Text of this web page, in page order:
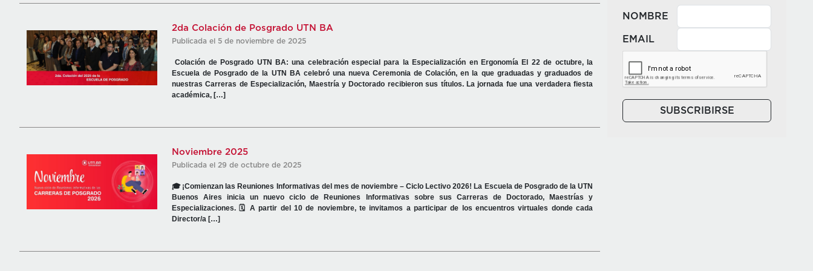
2da Colación de Posgrado UTN BA
Publicada el 5 de noviembre de 2025
Colación de Posgrado UTN BA: una celebración especial para la Especialización en Ergonomía El 22 de octubre, la
Escuela de Posgrado de la UTN BA celebró una nueva Ceremonia de Colación, en la que graduadas y graduados de
nuestras Carreras de Especialización, Maestría y Doctorado recibieron sus títulos. La jornada fue una verdadera fiesta
académica, […]
Noviembre 2025
Publicada el 29 de octubre de 2025
🎓 ¡Comienzan las Reuniones Informativas del mes de noviembre – Ciclo Lectivo 2026! La Escuela de Posgrado de la UTN
Buenos Aires inicia un nuevo ciclo de Reuniones Informativas sobre sus Carreras de Doctorado, Maestrías y
Especializaciones. 🗓️ A partir del 10 de noviembre, te invitamos a participar de los encuentros virtuales donde cada
Director/a […]
NOMBRE
EMAIL
SUBSCRIBIRSE